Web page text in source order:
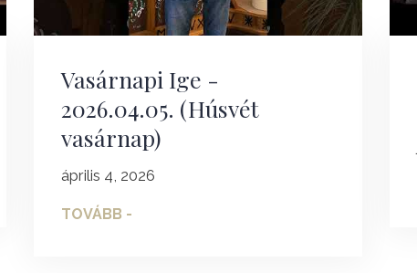
Vasárnapi Ige -
2026.04.05. (Húsvét
vasárnap)
április 4, 2026
TOVÁBB -